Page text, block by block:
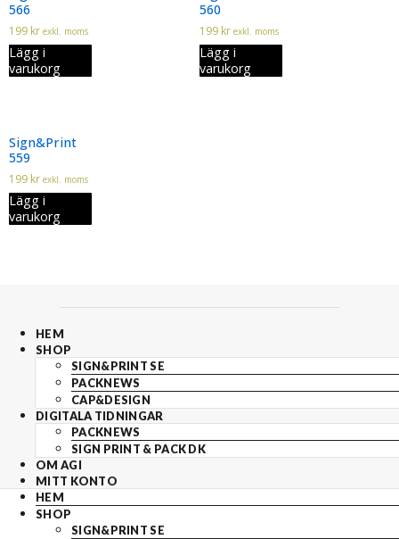
566
199 kr exkl. moms
Lägg i
varukorg
560
199 kr exkl. moms
Lägg i
varukorg
Sign&Print
559
199 kr exkl. moms
Lägg i
varukorg
HEM
SHOP
SIGN&PRINT SE
PACKNEWS
CAP&DESIGN
DIGITALA TIDNINGAR
PACKNEWS
SIGN PRINT & PACK DK
OM AGI
MITT KONTO
HEM
SHOP
SIGN&PRINT SE